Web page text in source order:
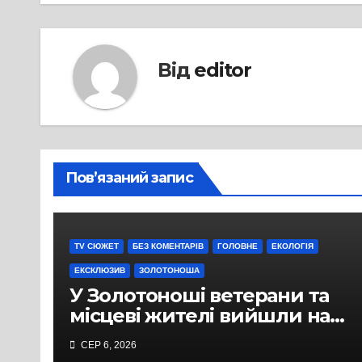
Від editor
Пов’язаний запис
TV СЮЖЕТ БЕЗ КОМЕНТАРІВ ГОЛОВНЕ ЕКОЛОГІЯ
ЕКСКЛЮЗИВ ЗОЛОТОНОША
У Золотоноші ветерани та
місцеві жителі вийшли на
протест до стін
підприємства ТОВ «Омега
СЕР 6, 2026